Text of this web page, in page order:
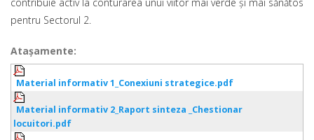
pentru Sectorul 2.
Ataşamente:
Material informativ 1_Conexiuni strategice.pdf
Material informativ 2_Raport sinteza _Chestionar
locuitori.pdf